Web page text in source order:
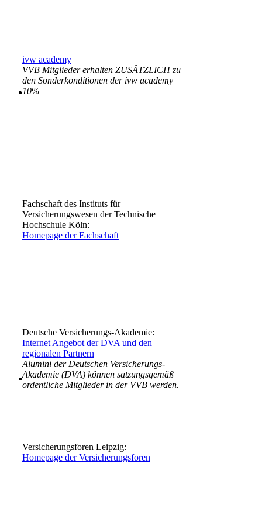
ivw academy
VVB Mitglieder erhalten ZUSÄTZLICH zu
den Sonderkonditionen der ivw academy
10%
Fachschaft des Instituts für
Versicherungswesen der Technische
Hochschule Köln:
Homepage der Fachschaft
Deutsche Versicherungs-Akademie:
Internet Angebot der DVA und den
regionalen Partnern
Alumini der Deutschen Versicherungs-
Akademie (DVA) können satzungsgemäß
ordentliche Mitglieder in der VVB werden.
Versicherungsforen Leipzig:
Homepage der Versicherungsforen